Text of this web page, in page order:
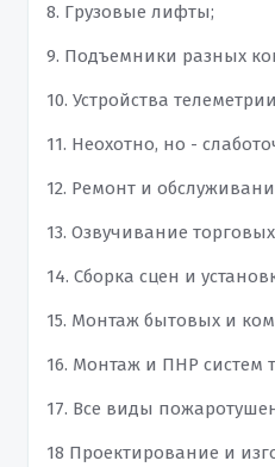
8. Грузовые лифты;
9. Подъемники разных
10. Устройства
11. Неохотно, но -
12. Ремонт и
13. Озвучивание
14. Сборка сцен и
15. Монтаж бытовых и
16. Монтаж и ПНР систем
17. Все виды
18 Проектирование и